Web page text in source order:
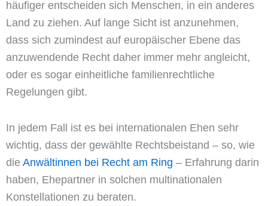
häufiger entscheiden sich Menschen, in ein anderes
Land zu ziehen. Auf lange Sicht ist anzunehmen,
dass sich zumindest auf europäischer Ebene das
anzuwendende Recht daher immer mehr angleicht,
oder es sogar einheitliche familienrechtliche
Regelungen gibt.
In jedem Fall ist es bei internationalen Ehen sehr
wichtig, dass der gewählte Rechtsbeistand – so, wie
die Anwältinnen bei Recht am Ring – Erfahrung darin
haben, Ehepartner in solchen multinationalen
Konstellationen zu beraten.